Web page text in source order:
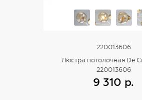
220013606
Люстра потолочная De
220013606
9 310 р.